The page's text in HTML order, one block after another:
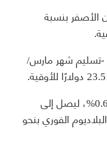
الأصفر بنسبة
-تسليم شهر مارس/
وانخفض سعر البلاتين الفوري بنحو 0.64%، ليصل إلى
البلاديوم الفوري بنحو